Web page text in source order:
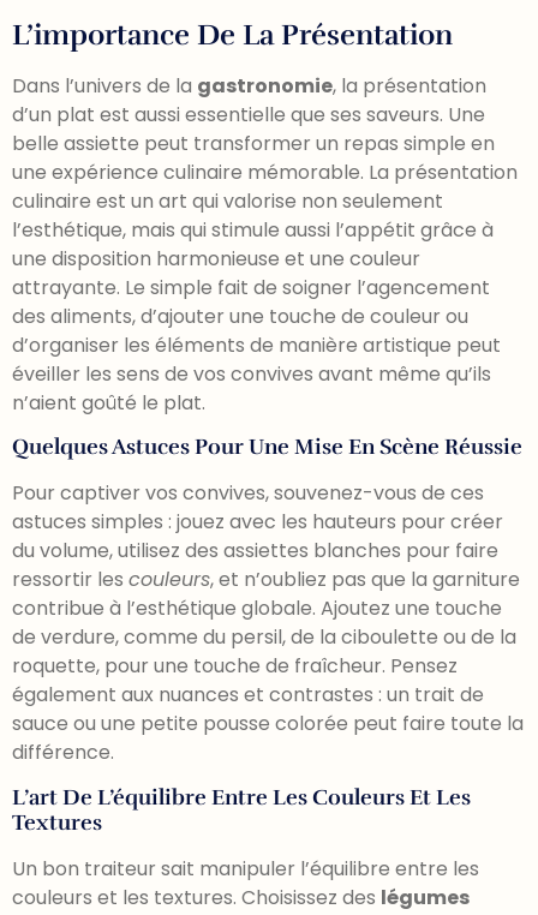
L’importance De La Présentation
Dans l’univers de la gastronomie, la présentation
d’un plat est aussi essentielle que ses saveurs. Une
belle assiette peut transformer un repas simple en
une expérience culinaire mémorable. La présentation
culinaire est un art qui valorise non seulement
l’esthétique, mais qui stimule aussi l’appétit grâce à
une disposition harmonieuse et une couleur
attrayante. Le simple fait de soigner l’agencement
des aliments, d’ajouter une touche de couleur ou
d’organiser les éléments de manière artistique peut
éveiller les sens de vos convives avant même qu’ils
n’aient goûté le plat.
Quelques Astuces Pour Une Mise En Scène Réussie
Pour captiver vos convives, souvenez-vous de ces
astuces simples : jouez avec les hauteurs pour créer
du volume, utilisez des assiettes blanches pour faire
ressortir les couleurs, et n’oubliez pas que la garniture
contribue à l’esthétique globale. Ajoutez une touche
de verdure, comme du persil, de la ciboulette ou de la
roquette, pour une touche de fraîcheur. Pensez
également aux nuances et contrastes : un trait de
sauce ou une petite pousse colorée peut faire toute la
différence.
L’art De L’équilibre Entre Les Couleurs Et Les
Textures
Un bon traiteur sait manipuler l’équilibre entre les
couleurs et les textures. Choisissez des légumes